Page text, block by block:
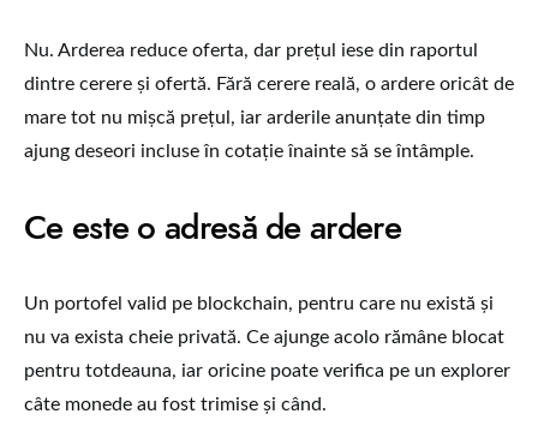
Nu. Arderea reduce oferta, dar prețul iese din raportul
dintre cerere și ofertă. Fără cerere reală, o ardere oricât de
mare tot nu mișcă prețul, iar arderile anunțate din timp
ajung deseori incluse în cotație înainte să se întâmple.
Ce este o adresă de ardere
Un portofel valid pe blockchain, pentru care nu există și
nu va exista cheie privată. Ce ajunge acolo rămâne blocat
pentru totdeauna, iar oricine poate verifica pe un explorer
câte monede au fost trimise și când.